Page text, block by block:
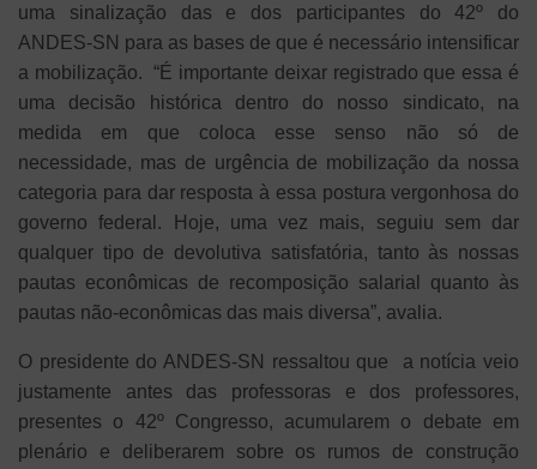
uma sinalização das e dos participantes do 42º do
ANDES-SN para as bases de que é necessário intensificar
a mobilização. “É importante deixar registrado que essa é
uma decisão histórica dentro do nosso sindicato, na
medida em que coloca esse senso não só de
necessidade, mas de urgência de mobilização da nossa
categoria para dar resposta à essa postura vergonhosa do
governo federal. Hoje, uma vez mais, seguiu sem dar
qualquer tipo de devolutiva satisfatória, tanto às nossas
pautas econômicas de recomposição salarial quanto às
pautas não-econômicas das mais diversa”, avalia.
O presidente do ANDES-SN ressaltou que a notícia veio
justamente antes das professoras e dos professores,
presentes o 42º Congresso, acumularem o debate em
plenário e deliberarem sobre os rumos de construção